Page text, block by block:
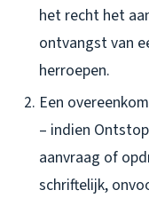
het recht het
ontvangst van
herroepen.
Een
– indien
aanvraag of
schriftelijk,